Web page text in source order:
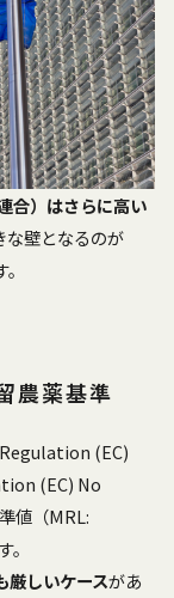
合）はさらに高い
な壁となるのが
農薬基準
(EC)
(EC) No
値（MRL:
厳しいケースがあ